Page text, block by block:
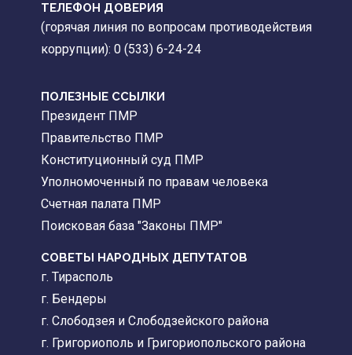
ТЕЛЕФОН ДОВЕРИЯ
(горячая линия по вопросам противодействия
коррупции): 0 (533) 6-24-24
ПОЛЕЗНЫЕ ССЫЛКИ
Президент ПМР
Правительство ПМР
Конституционный суд ПМР
Уполномоченный по правам человека
Счетная палата ПМР
Поисковая база "Законы ПМР"
СОВЕТЫ НАРОДНЫХ ДЕПУТАТОВ
г. Тирасполь
г. Бендеры
г. Слободзея и Слободзейского района
г. Григориополь и Григориопольского района